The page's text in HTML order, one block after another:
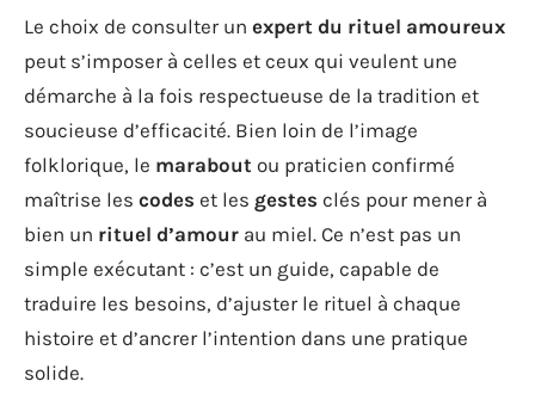
Le choix de consulter un expert du rituel amoureux
peut s’imposer à celles et ceux qui veulent une
démarche à la fois respectueuse de la tradition et
soucieuse d’efficacité. Bien loin de l’image
folklorique, le marabout ou praticien confirmé
maîtrise les codes et les gestes clés pour mener à
bien un rituel d’amour au miel. Ce n’est pas un
simple exécutant : c’est un guide, capable de
traduire les besoins, d’ajuster le rituel à chaque
histoire et d’ancrer l’intention dans une pratique
solide.